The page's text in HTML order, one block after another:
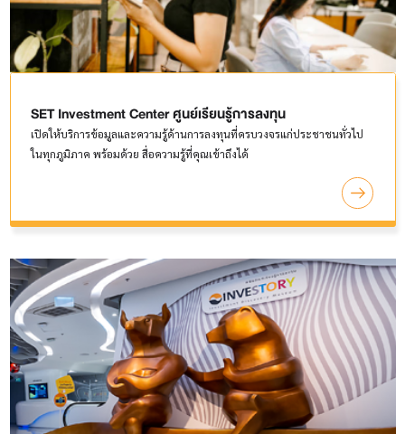
SET Investment Center ศูนย์เรียนรู้การลงทุน
เปิดให้บริการข้อมูลและความรู้ด้านการลงทุนที่ครบวงจรแก่ประชาชนทั่วไป
ในทุกภูมิภาค พร้อมด้วย สื่อความรู้ที่คุณเข้าถึงได้